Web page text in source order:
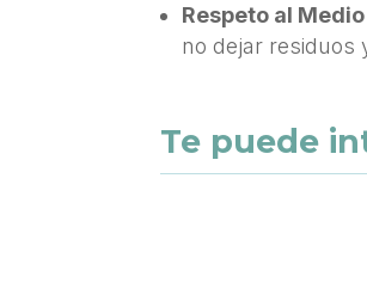
Respeto al
no dejar residuos
Te puede